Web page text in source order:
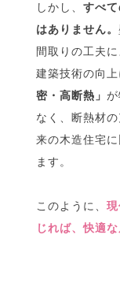
しかし、すべ
はありません。
間取りの工夫
建築技術の向
密・高断熱」
なく、断熱材
来の木造住宅
ます。
このように、
じれば、快適